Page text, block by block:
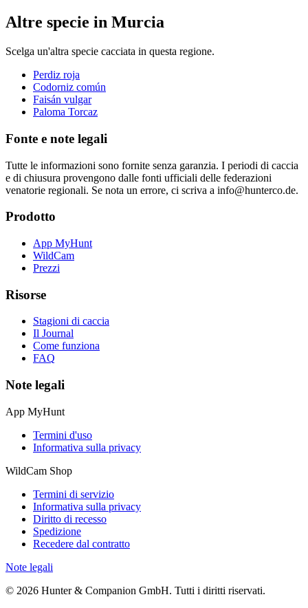
Altre specie in Murcia
Scelga un'altra specie cacciata in questa regione.
Perdiz roja
Codorniz común
Faisán vulgar
Paloma Torcaz
Fonte e note legali
Tutte le informazioni sono fornite senza garanzia. I periodi di caccia
e di chiusura provengono dalle fonti ufficiali delle federazioni
venatorie regionali. Se nota un errore, ci scriva a info@hunterco.de.
Prodotto
App MyHunt
WildCam
Prezzi
Risorse
Stagioni di caccia
Il Journal
Come funziona
FAQ
Note legali
App MyHunt
Termini d'uso
Informativa sulla privacy
WildCam Shop
Termini di servizio
Informativa sulla privacy
Diritto di recesso
Spedizione
Recedere dal contratto
Note legali
© 2026 Hunter & Companion GmbH. Tutti i diritti riservati.